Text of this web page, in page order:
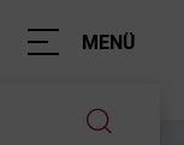
Hauptnavigation
MENÜ